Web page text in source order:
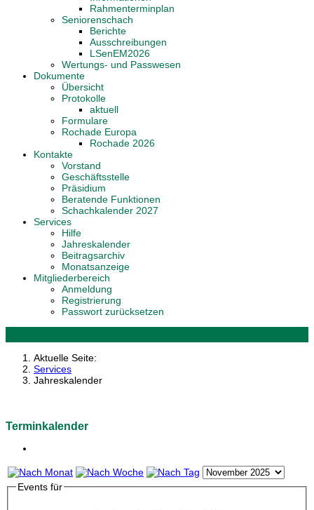
Rahmenterminplan
Seniorenschach
Berichte
Ausschreibungen
LSenEM2026
Wertungs- und Passwesen
Dokumente
Übersicht
Protokolle
aktuell
Formulare
Rochade Europa
Rochade 2026
Kontakte
Vorstand
Geschäftsstelle
Präsidium
Beratende Funktionen
Schachkalender 2027
Services
Hilfe
Jahreskalender
Beitragsarchiv
Monatsanzeige
Mitgliederbereich
Anmeldung
Registrierung
Passwort zurücksetzen
Aktuelle Seite:
Services
Jahreskalender
Terminkalender
Events für